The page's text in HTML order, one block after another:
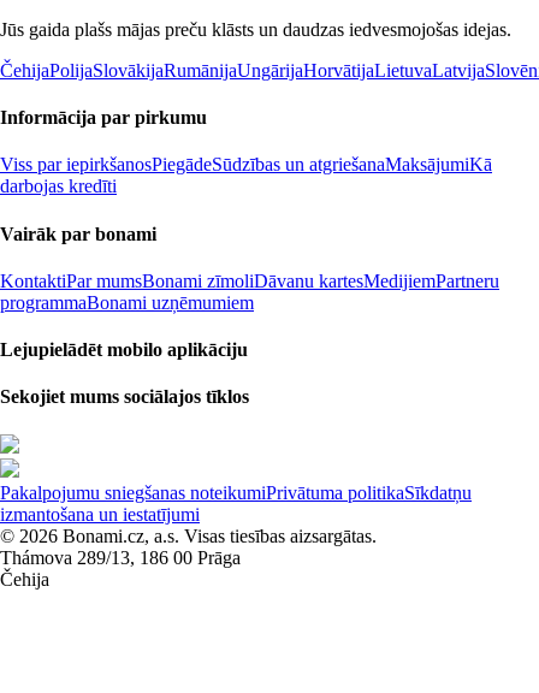
Jūs gaida plašs mājas preču klāsts un daudzas iedvesmojošas idejas.
ČehijaPolijaSlovākijaRumānijaUngārijaHorvātijaLietuvaLatvija
Informācija par pirkumu
Viss par iepirkšanosPiegādeSūdzības un atgriešanaMaksājumiKā
darbojas kredīti
Vairāk par bonami
KontaktiPar mumsBonami zīmoliDāvanu kartesMedijiemPartneru
programmaBonami uzņēmumiem
Lejupielādēt mobilo aplikāciju
Sekojiet mums sociālajos tīklos
Pakalpojumu sniegšanas noteikumiPrivātuma politikaSīkdatņu
izmantošana un iestatījumi
© 2026 Bonami.cz, a.s. Visas tiesības aizsargātas.
Thámova 289/13, 186 00 Prāga
Čehija